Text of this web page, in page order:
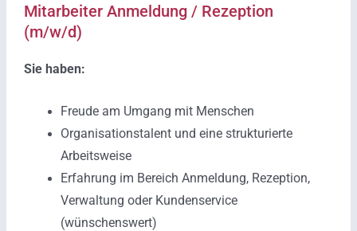
k
l
Mitarbeiter Anmeldung / Rezeption
(m/w/d)
Sie haben:
Freude am Umgang mit Menschen
Organisationstalent und eine strukturierte
Arbeitsweise
Erfahrung im Bereich Anmeldung, Rezeption,
Verwaltung oder Kundenservice
(wünschenswert)